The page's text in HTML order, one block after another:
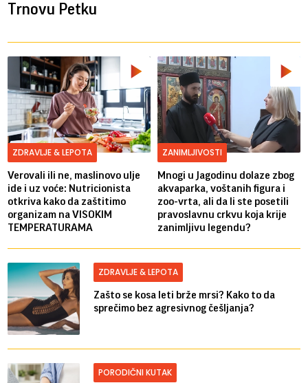
Trnovu Petku
ZDRAVLJE & LEPOTA
Verovali ili ne, maslinovo ulje
ide i uz voće: Nutricionista
otkriva kako da zaštitimo
organizam na VISOKIM
TEMPERATURAMA
ZANIMLJIVOSTI
Mnogi u Jagodinu dolaze zbog
akvaparka, voštanih figura i
zoo-vrta, ali da li ste posetili
pravoslavnu crkvu koja krije
zanimljivu legendu?
ZDRAVLJE & LEPOTA
Zašto se kosa leti brže mrsi? Kako to da
sprečimo bez agresivnog češljanja?
PORODIČNI KUTAK